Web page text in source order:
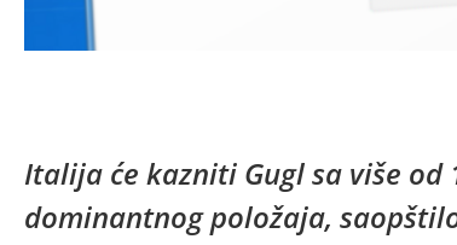
Italija će kazniti Gugl sa više
dominantnog položaja,